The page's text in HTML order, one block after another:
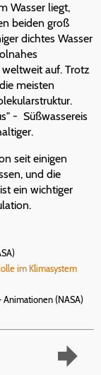
Wasser liegt,
beiden groß
dichtes Wasser
auf. Trotz
meisten
- Süßwassereis
seit einigen
und die
ein wichtiger
im Klimasystem
(NASA)